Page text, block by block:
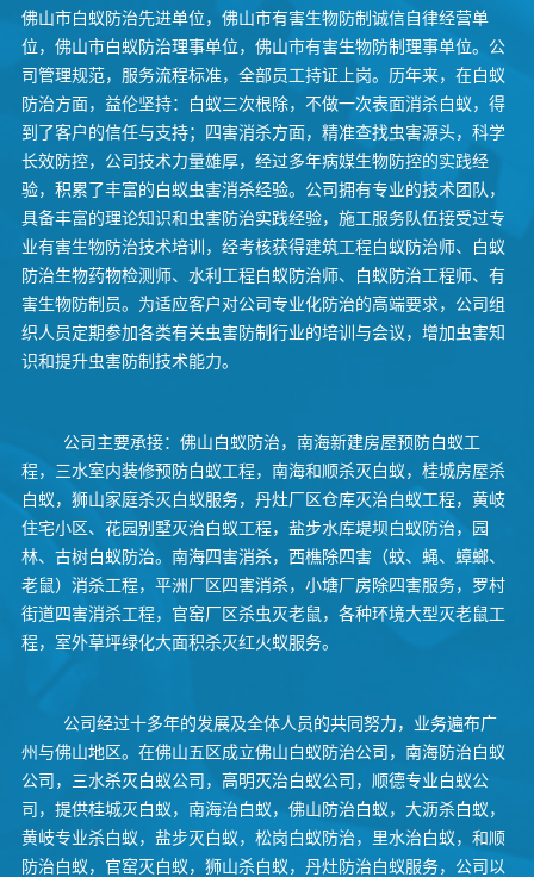
佛山市白蚁防治先进单位，佛山市有害生物防制诚信自律经营单
位，佛山市白蚁防治理事单位，佛山市有害生物防制理事单位。公
司管理规范，服务流程标准，全部员工持证上岗。历年来，在白蚁
防治方面，益伦坚持：白蚁三次根除，不做一次表面消杀白蚁，得
到了客户的信任与支持；四害消杀方面，精准查找虫害源头，科学
长效防控，公司技术力量雄厚，经过多年病媒生物防控的实践经
验，积累了丰富的白蚁虫害消杀经验。公司拥有专业的技术团队，
具备丰富的理论知识和虫害防治实践经验，施工服务队伍接受过专
业有害生物防治技术培训，经考核获得建筑工程白蚁防治师、白蚁
防治生物药物检测师、水利工程白蚁防治师、白蚁防治工程师、有
害生物防制员。为适应客户对公司专业化防治的高端要求，公司组
织人员定期参加各类有关虫害防制行业的培训与会议，增加虫害知
识和提升虫害防制技术能力。
公司主要承接：佛山白蚁防治，南海新建房屋预防白蚁工
程，三水室内装修预防白蚁工程，南海和顺杀灭白蚁，桂城房屋杀
白蚁，狮山家庭杀灭白蚁服务，丹灶厂区仓库灭治白蚁工程，黄岐
住宅小区、花园别墅灭治白蚁工程，盐步水库堤坝白蚁防治，园
林、古树白蚁防治。南海四害消杀，西樵除四害（蚊、蝇、蟑螂、
老鼠）消杀工程，平洲厂区四害消杀，小塘厂房除四害服务，罗村
街道四害消杀工程，官窑厂区杀虫灭老鼠，各种环境大型灭老鼠工
程，室外草坪绿化大面积杀灭红火蚁服务。
公司经过十多年的发展及全体人员的共同努力，业务遍布广
州与佛山地区。在佛山五区成立佛山白蚁防治公司，南海防治白蚁
公司，三水杀灭白蚁公司，高明灭治白蚁公司，顺德专业白蚁公
司，提供桂城灭白蚁，南海治白蚁，佛山防治白蚁，大沥杀白蚁，
黄岐专业杀白蚁，盐步灭白蚁，松岗白蚁防治，里水治白蚁，和顺
防治白蚁，官窑灭白蚁，狮山杀白蚁，丹灶防治白蚁服务，公司以